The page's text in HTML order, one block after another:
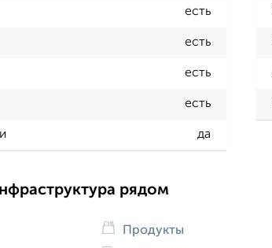
есть
есть
есть
есть
да
рядом
Продукты